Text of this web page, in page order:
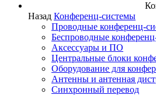
Назад Конференц-системы
Проводные конференц-
Беспроводные
Аксессуары и ПО
Центральные блоки
Оборудование для
Антенны и антенная
Синхронный перевод